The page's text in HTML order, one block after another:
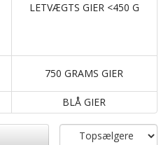
LETVÆGTS GIER <450 G
750 GRAMS GIER
BLÅ GIER